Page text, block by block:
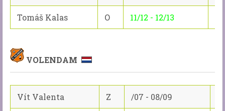
Tomáš Kalas O 11/12 - 12/13
VOLENDAM
Vít Valenta Z /07 - 08/09